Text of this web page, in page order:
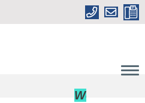
Welcome